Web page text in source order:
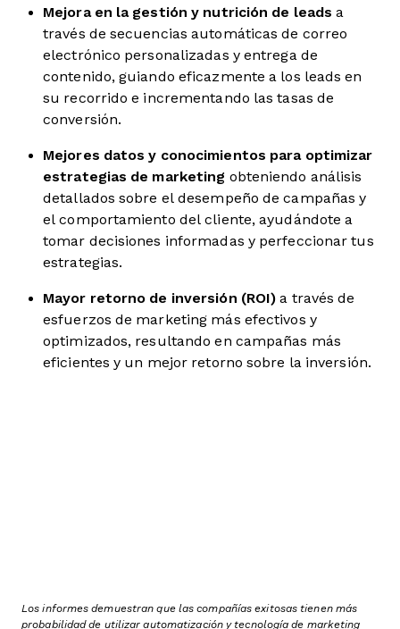
Mejora en la gestión y nutrición de leads a
través de secuencias automáticas de correo
electrónico personalizadas y entrega de
contenido, guiando eficazmente a los leads en
su recorrido e incrementando las tasas de
conversión.
Mejores datos y conocimientos para optimizar
estrategias de marketing obteniendo análisis
detallados sobre el desempeño de campañas y
el comportamiento del cliente, ayudándote a
tomar decisiones informadas y perfeccionar tus
estrategias.
Mayor retorno de inversión (ROI) a través de
esfuerzos de marketing más efectivos y
optimizados, resultando en campañas más
eficientes y un mejor retorno sobre la inversión.
Los informes demuestran que las compañías exitosas tienen más
probabilidad de utilizar automatización y tecnología de marketing